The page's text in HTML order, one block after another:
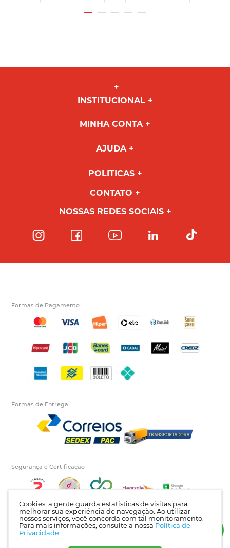
Cookies: a gente guarda estatísticas de visitas para
melhorar sua experiência de navegação. Ao utilizar
nossos serviços, você concorda com tal monitoramento.
Para mais informações, consulte a nossa Política de
Privacidade.
INSTITUCIONAL
MINHA CONTA
AJUDA
POLITICAS
CONTATO
NOSSAS REDES SOCIAIS
Formas de Pagamento
Formas de Entrega
Segurança e Certificação
Autopecas Tiete LTDA - CNPJ: 60.840.768/0001-03 | Rua Itajaí, 624 - Bairro Tietê |
Londrina - PR | CEP: 86025-450 |